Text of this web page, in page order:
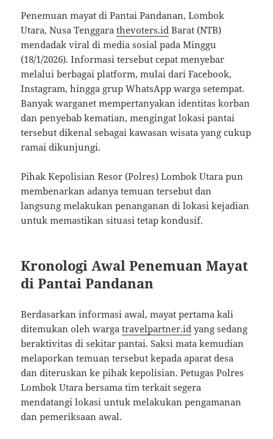
Penemuan mayat di Pantai Pandanan, Lombok
Utara, Nusa Tenggarathevoters.id Barat (NTB)
mendadak viral di media sosial pada Minggu
(18/1/2026). Informasi tersebut cepat menyebar
melalui berbagai platform, mulai dari Facebook,
Instagram, hingga grup WhatsApp warga setempat.
Banyak warganet mempertanyakan identitas korban
dan penyebab kematian, mengingat lokasi pantai
tersebut dikenal sebagai kawasan wisata yang cukup
ramai dikunjungi.
Pihak Kepolisian Resor (Polres) Lombok Utara pun
membenarkan adanya temuan tersebut dan
langsung melakukan penanganan di lokasi kejadian
untuk memastikan situasi tetap kondusif.
Kronologi Awal Penemuan Mayat
di Pantai Pandanan
Berdasarkan informasi awal, mayat pertama kali
ditemukan oleh wargatravelpartner.id yang sedang
beraktivitas di sekitar pantai. Saksi mata kemudian
melaporkan temuan tersebut kepada aparat desa
dan diteruskan ke pihak kepolisian. Petugas Polres
Lombok Utara bersama tim terkait segera
mendatangi lokasi untuk melakukan pengamanan
dan pemeriksaan awal.